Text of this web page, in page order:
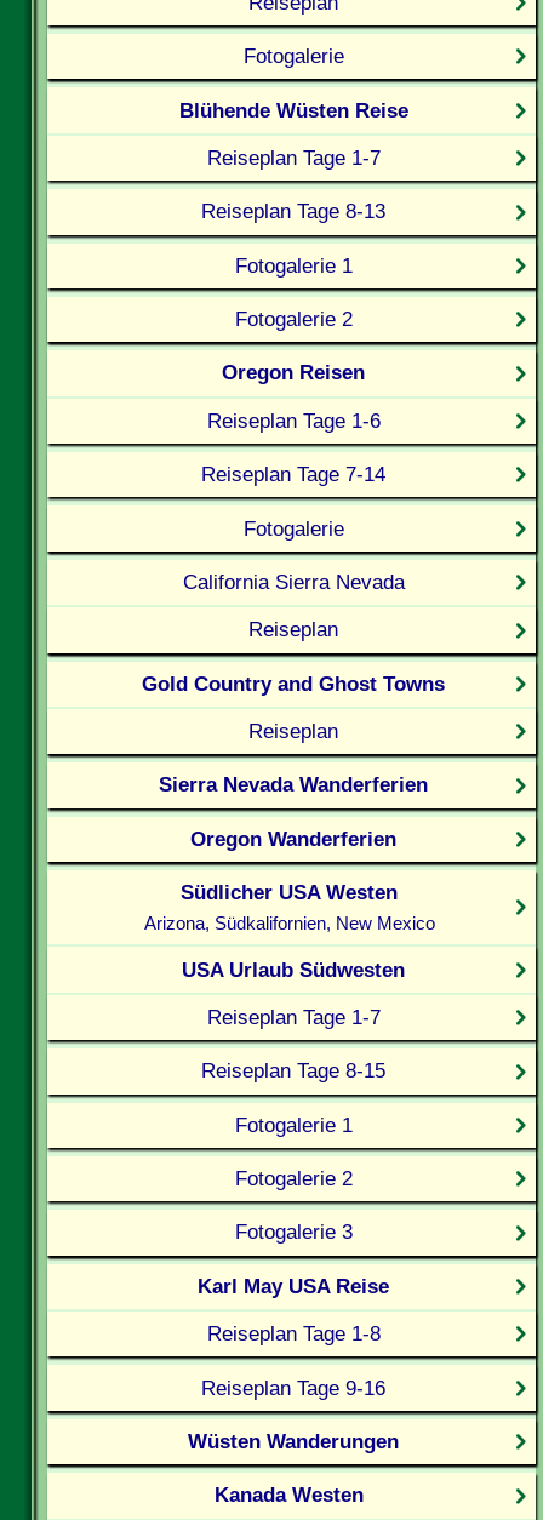
Fotogalerie
Blühende Wüsten Reise
Reiseplan Tage 1-7
Reiseplan Tage 8-13
Fotogalerie 1
Fotogalerie 2
Oregon Reisen
Reiseplan Tage 1-6
Reiseplan Tage 7-14
Fotogalerie
California Sierra Nevada
Reiseplan
Gold Country and Ghost Towns
Reiseplan
Sierra Nevada Wanderferien
Oregon Wanderferien
Südlicher USA Westen
Arizona, Südkalifornien, New Mexico
USA Urlaub Südwesten
Reiseplan Tage 1-7
Reiseplan Tage 8-15
Fotogalerie 1
Fotogalerie 2
Fotogalerie 3
Karl May USA Reise
Reiseplan Tage 1-8
Reiseplan Tage 9-16
Wüsten Wanderungen
Kanada Westen